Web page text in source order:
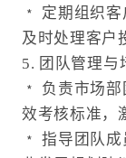
﹡ 定期组织
及时处理客户
5. 团队管理与
﹡ 负责市场
效考核标准，
﹡ 指导团队